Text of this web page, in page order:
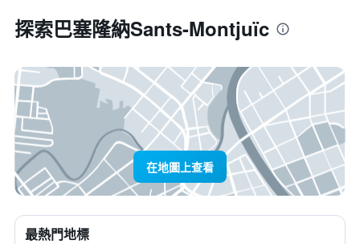
探索巴塞隆納Sants-Montjuïc
在地圖上查看
最熱門地標